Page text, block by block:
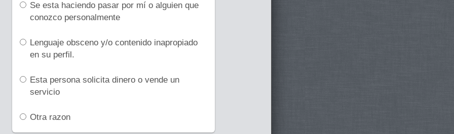
Se esta haciendo pasar por mí o alguien que
conozco personalmente
Lenguaje obsceno y/o contenido inapropiado
en su perfil.
Esta persona solicita dinero o vende un
servicio
Otra razon